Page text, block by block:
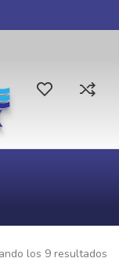
los 9 resultados